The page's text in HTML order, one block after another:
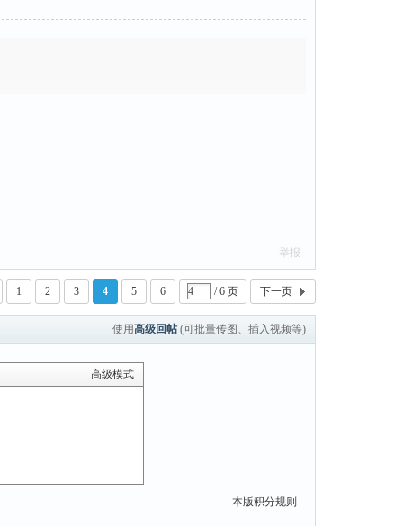
举报
1 2 3 4 5 6 / 6 页 下一页
使用高级回帖 (可批量传图、插入视频等)
高级模式
本版积分规则